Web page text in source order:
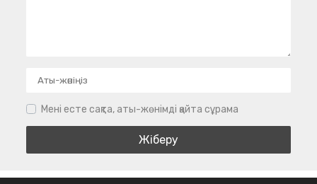
Мені есте сақта, аты-жөнімді қайта сұрама